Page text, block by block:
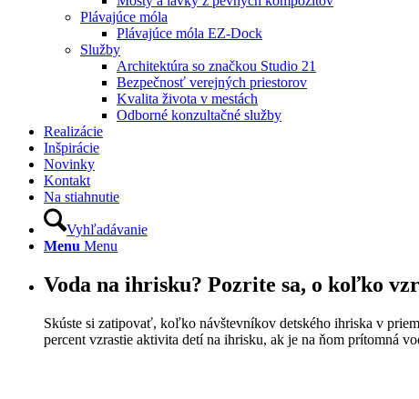
Plávajúce móla
Plávajúce móla EZ-Dock
Služby
Architektúra so značkou Studio 21
Bezpečnosť verejných priestorov
Kvalita života v mestách
Odborné konzultačné služby
Realizácie
Inšpirácie
Novinky
Kontakt
Na stiahnutie
Vyhľadávanie
Menu Menu
Voda na ihrisku? Pozrite sa, o koľko
Skúste si zatipovať, koľko návštevníkov detského ihriska v
percent vzrastie aktivita detí na ihrisku, ak je na ňom prítomná